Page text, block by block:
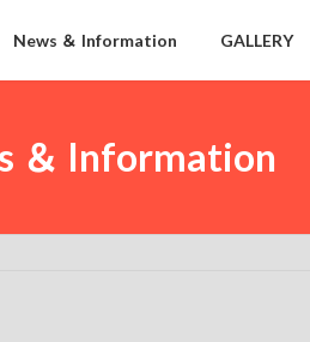
News ＆ Information GALLERY
＆ Information